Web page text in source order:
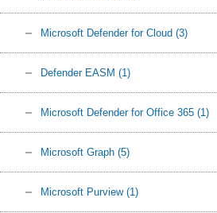
Microsoft Defender for Cloud (3)
Defender EASM (1)
Microsoft Defender for Office 365 (1)
Microsoft Graph (5)
Microsoft Purview (1)